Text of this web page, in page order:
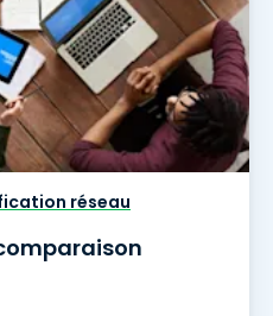
réseau
comparaison